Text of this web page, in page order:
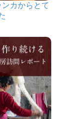
カからとて